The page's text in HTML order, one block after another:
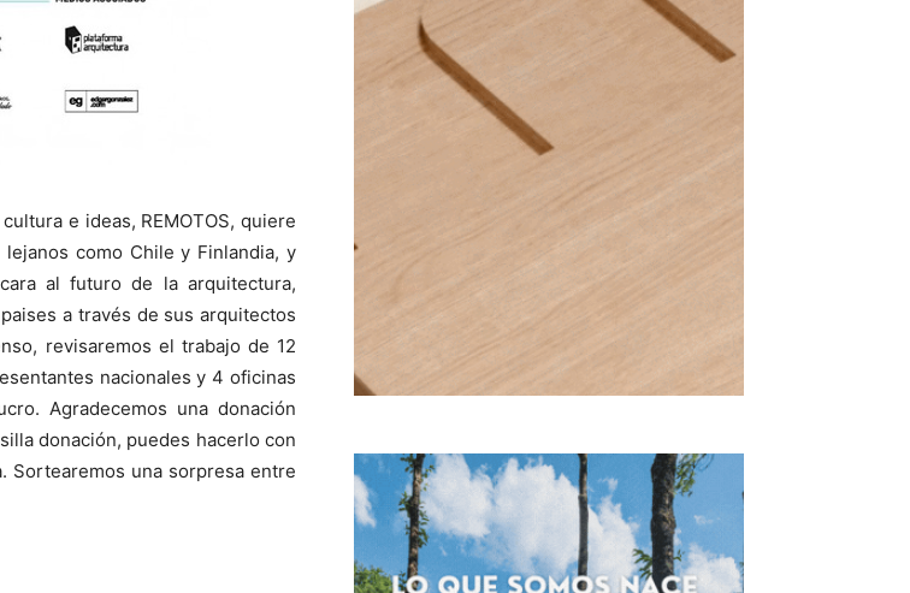
e ideas, REMOTOS, quiere
como Chile y Finlandia, y
al futuro de la arquitectura,
a través de sus arquitectos
revisaremos el trabajo de 12
nacionales y 4 oficinas
Agradecemos una donación
donación, puedes hacerlo con
Sortearemos una sorpresa entre